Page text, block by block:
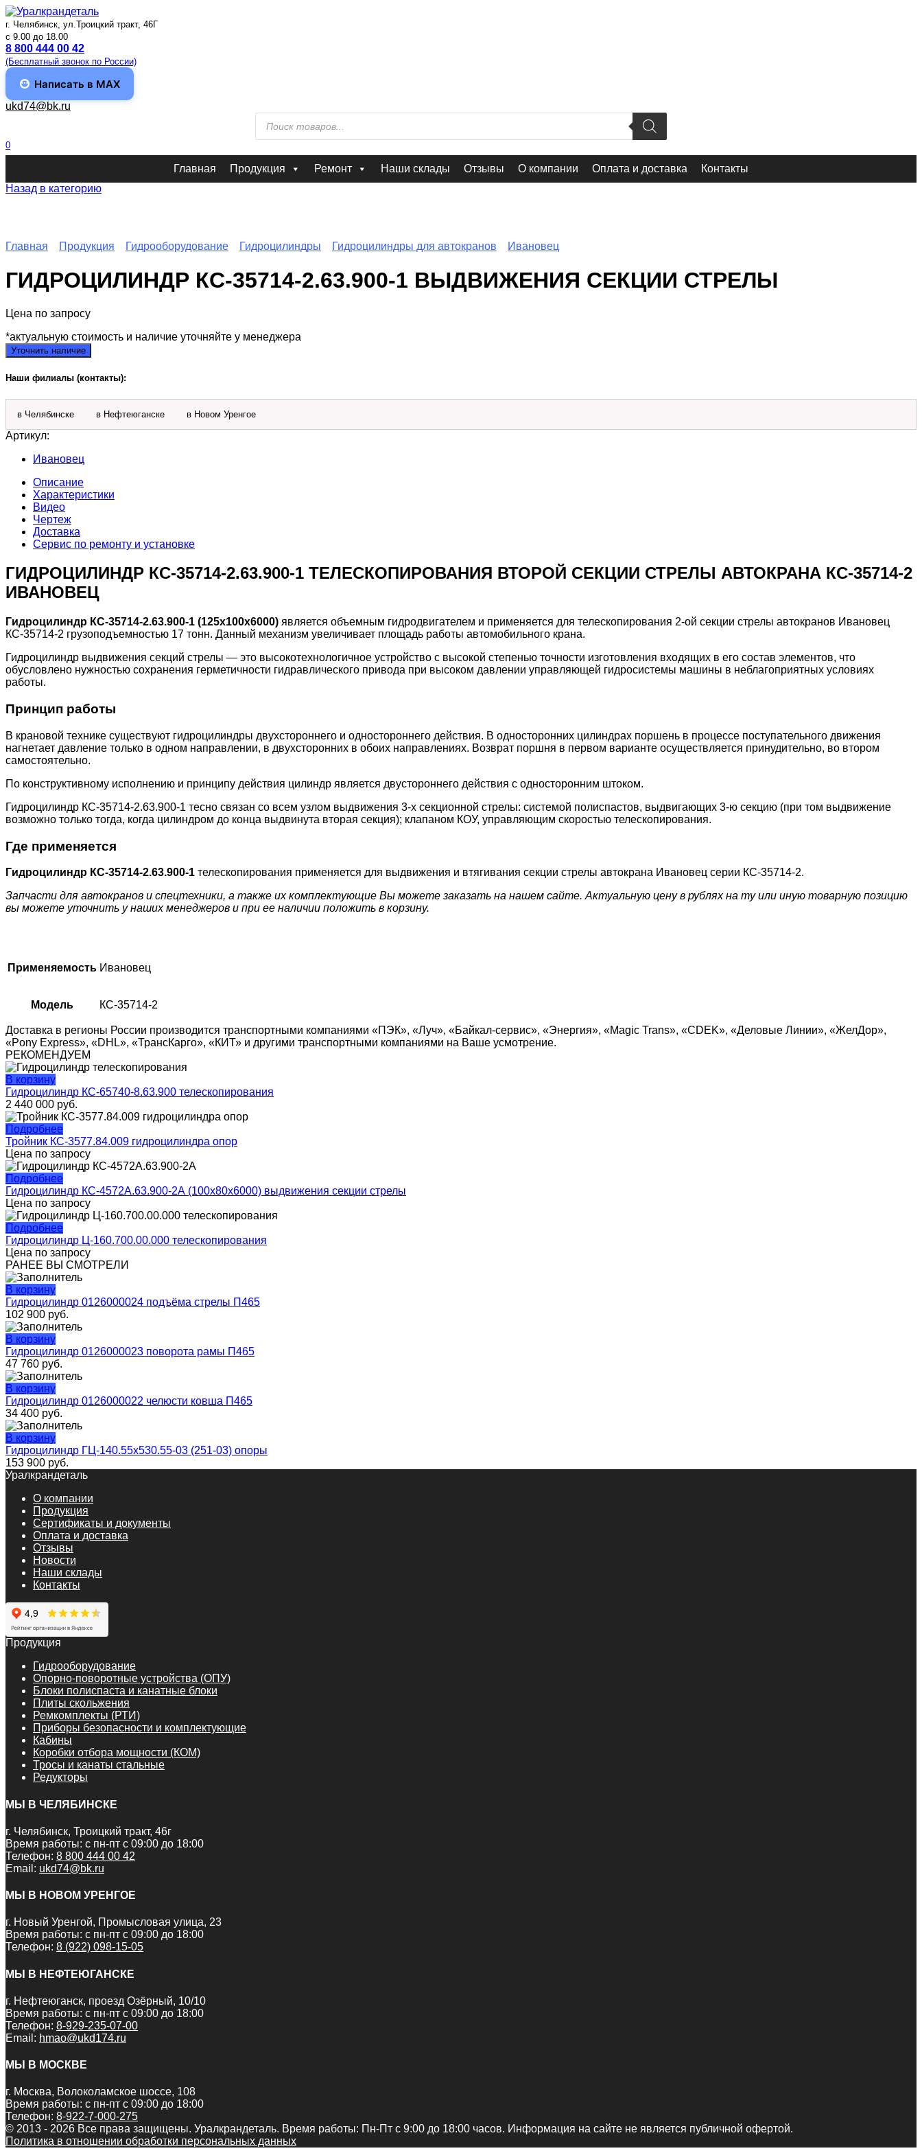
Перейти
к
содержанию
г. Челябинск, ул.Троицкий тракт, 46Г
c 9.00 до 18.00
8 800 444 00 42
(Бесплатный звонок по России)
Написать в MAX
ukd74@bk.ru
Поиск
товаров
0
Главная Продукция Ремонт Наши склады Отзывы О компании Оплата и доставка
Контакты
Назад в категорию
Главная Продукция Гидрооборудование Гидроцилиндры Гидроцилиндры для автокранов Ивановец
ГИДРОЦИЛИНДР КС-35714-2.63.900-1 ВЫДВИЖЕНИЯ СЕКЦИИ СТРЕЛЫ
Цена по запросу
*актуальную стоимость и наличие уточняйте у менеджера
Уточнить наличие
Наши филиалы (контакты):
в Челябинске в Нефтеюганске в Новом Уренгое
Артикул:
Ивановец
Описание
Характеристики
Видео
Чертеж
Доставка
Сервис по ремонту и установке
ГИДРОЦИЛИНДР КС-35714-2.63.900-1 ТЕЛЕСКОПИРОВАНИЯ ВТОРОЙ СЕКЦИИ СТРЕЛЫ АВТОКРАНА КС-35714-2
ИВАНОВЕЦ
Гидроцилиндр КС-35714-2.63.900-1 (125х100х6000) является объемным гидродвигателем и применяется для телескопирования 2-ой секции стрелы автокранов Ивановец
КС-35714-2 грузоподъемностью 17 тонн. Данный механизм увеличивает площадь работы автомобильного крана.
Гидроцилиндр выдвижения секций стрелы — это высокотехнологичное устройство с высокой степенью точности изготовления входящих в его состав элементов, что
обусловлено нужностью сохранения герметичности гидравлического привода при высоком давлении управляющей гидросистемы машины в неблагоприятных условиях
работы.
Принцип работы
В крановой технике существуют гидроцилиндры двухстороннего и одностороннего действия. В односторонних цилиндрах поршень в процессе поступательного движения
нагнетает давление только в одном направлении, в двухсторонних в обоих направлениях. Возврат поршня в первом варианте осуществляется принудительно, во втором
самостоятельно.
По конструктивному исполнению и принципу действия цилиндр является двустороннего действия с односторонним штоком.
Гидроцилиндр КС-35714-2.63.900-1 тесно связан со всем узлом выдвижения 3-х секционной стрелы: системой полиспастов, выдвигающих 3-ю секцию (при том выдвижение
возможно только тогда, когда цилиндром до конца выдвинута вторая секция); клапаном КОУ, управляющим скоростью телескопирования.
Где применяется
Гидроцилиндр КС-35714-2.63.900-1 телескопирования применяется для выдвижения и втягивания секции стрелы автокрана Ивановец серии КС-35714-2.
Запчасти для автокранов и спецтехники, а также их комплектующие Вы можете заказать на нашем сайте. Актуальную цену в рублях на ту или иную товарную позицию
вы можете уточнить у наших менеджеров и при ее наличии положить в корзину.
Применяемость Ивановец
Модель КС-35714-2
Доставка в регионы России производится транспортными компаниями «ПЭК», «Луч», «Байкал-сервис», «Энергия», «Magic Trans», «CDEK», «Деловые Линии», «ЖелДор»,
«Pony Express», «DHL», «ТрансКарго», «КИТ» и другими транспортными компаниями на Ваше усмотрение.
РЕКОМЕНДУЕМ
В корзину
Гидроцилиндр КС-65740-8.63.900 телескопирования
2 440 000 руб.
Подробнее
Тройник КС-3577.84.009 гидроцилиндра опор
Цена по запросу
Подробнее
Гидроцилиндр КС-4572А.63.900-2А (100x80x6000) выдвижения секции стрелы
Цена по запросу
Подробнее
Гидроцилиндр Ц-160.700.00.000 телескопирования
Цена по запросу
РАНЕЕ ВЫ СМОТРЕЛИ
В корзину
Гидроцилиндр 0126000024 подъёма стрелы П465
102 900 руб.
В корзину
Гидроцилиндр 0126000023 поворота рамы П465
47 760 руб.
В корзину
Гидроцилиндр 0126000022 челюсти ковша П465
34 400 руб.
В корзину
Гидроцилиндр ГЦ-140.55х530.55-03 (251-03) опоры
153 900 руб.
Уралкрандеталь
О компании
Продукция
Сертификаты и документы
Оплата и доставка
Отзывы
Новости
Наши склады
Контакты
Продукция
Гидрооборудование
Опорно-поворотные устройства (ОПУ)
Блоки полиспаста и канатные блоки
Плиты скольжения
Ремкомплекты (РТИ)
Приборы безопасности и комплектующие
Кабины
Коробки отбора мощности (КОМ)
Тросы и канаты стальные
Редукторы
МЫ В ЧЕЛЯБИНСКЕ
г. Челябинск, Троицкий тракт, 46г
Время работы: с пн-пт с 09:00 до 18:00
Телефон: 8 800 444 00 42
Email: ukd74@bk.ru
МЫ В НОВОМ УРЕНГОЕ
г. Новый Уренгой, Промысловая улица, 23
Время работы: с пн-пт с 09:00 до 18:00
Телефон: 8 (922) 098-15-05
МЫ В НЕФТЕЮГАНСКЕ
г. Нефтеюганск, проезд Озёрный, 10/10
Время работы: с пн-пт с 09:00 до 18:00
Телефон: 8-929-235-07-00
Email: hmao@ukd174.ru
МЫ В МОСКВЕ
г. Москва, Волоколамское шоссе, 108
Время работы: с пн-пт с 09:00 до 18:00
Телефон: 8-922-7-000-275
© 2013 - 2026 Все права защищены. Уралкрандеталь. Время работы: Пн-Пт c 9:00 до 18:00 часов. Информация на сайте не является публичной офертой.
Политика в отношении обработки персональных данных